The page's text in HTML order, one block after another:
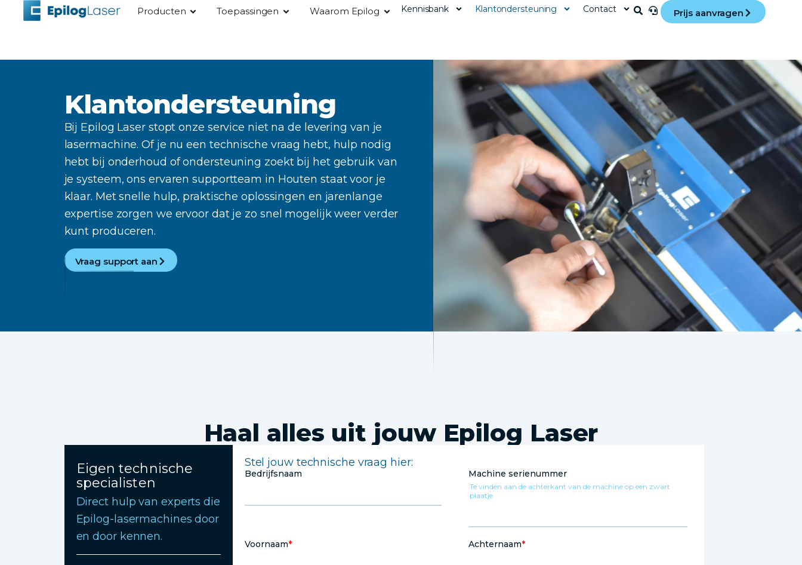
Producten Toepassingen Waarom Epilog Kennisbank Klantondersteuning Contact Prijs aanvragen
Klantondersteuning
Bij Epilog Laser stopt onze service niet na de levering van je
lasermachine. Of je nu een technische vraag hebt, hulp nodig
hebt bij onderhoud of ondersteuning zoekt bij het gebruik van
je systeem, ons ervaren supportteam in Houten staat voor je
klaar. Met snelle hulp, praktische oplossingen en jarenlange
expertise zorgen we ervoor dat je zo snel mogelijk weer verder
kunt produceren.
Vraag support aan
Haal alles uit jouw Epilog Laser
Eigen technische
specialisten
Direct hulp van experts die
Epilog-lasermachines door
en door kennen.
Stel jouw technische vraag hier: